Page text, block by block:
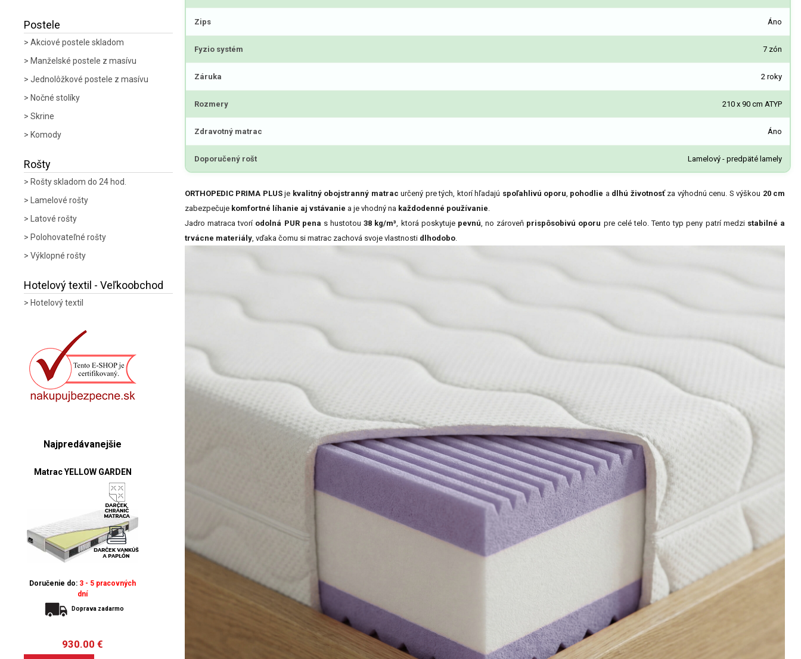
Postele
Akciové postele skladom
Manželské postele z masívu
Jednolôžkové postele z masívu
Nočné stolíky
Skrine
Komody
Rošty
Rošty skladom do 24 hod.
Lamelové rošty
Latové rošty
Polohovateľné rošty
Výklopné rošty
Hotelový textil - Veľkoobchod
Hotelový textil
Najpredávanejšie
Matrac YELLOW GARDEN
Doručenie do: 3 - 5 pracovných
dní
Doprava zadarmo
930.00 €
Zips Áno
Fyzio systém 7 zón
Záruka 2 roky
Rozmery 210 x 90 cm ATYP
Zdravotný matrac Áno
Doporučený rošt Lamelový - predpäté lamely
ORTHOPEDIC PRIMA PLUSje kvalitný obojstranný matrac určený pre tých, ktorí hľadajú spoľahlivú oporu, pohodlie a dlhú životnosťza výhodnú cenu. S výškou 20 cm
zabezpečuje komfortné líhanie aj vstávanie a je vhodný na každodenné používanie.
Jadro matraca tvorí odolná PUR pena s hustotou38 kg/m³, ktorá poskytuje pevnú, no zároveň prispôsobivú oporu pre celé telo. Tento typ peny patrí medzi stabilné a
trvácne materiály, vďaka čomu si matrac zachová svoje vlastnosti dlhodobo.